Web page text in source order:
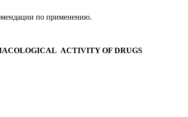
по применению.
ACTIVITY OF DRUGS